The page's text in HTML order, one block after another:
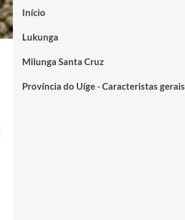
Início
Lukunga
Milunga Santa Cruz
Província do Uíge - Caracteristas gerais